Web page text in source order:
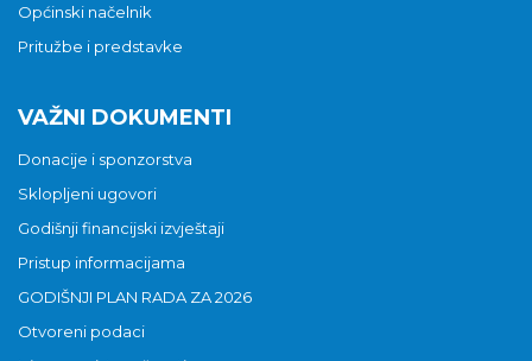
Općinski načelnik
Pritužbe i predstavke
VAŽNI DOKUMENTI
Donacije i sponzorstva
Sklopljeni ugovori
Godišnji financijski izvještaji
Pristup informacijama
GODIŠNJI PLAN RADA ZA 2026
Otvoreni podaci